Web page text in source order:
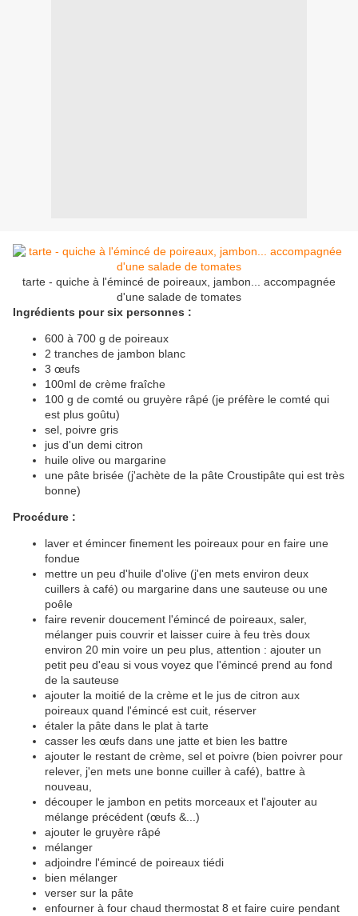
tarte - quiche à l'émincé de poireaux, jambon... accompagnée
d'une salade de tomates
Ingrédients pour six personnes :
600 à 700 g de poireaux
2 tranches de jambon blanc
3 œufs
100ml de crème fraîche
100 g de comté ou gruyère râpé (je préfère le comté qui
est plus goûtu)
sel, poivre gris
jus d'un demi citron
huile olive ou margarine
une pâte brisée (j'achète de la pâte Croustipâte qui est très
bonne)
Procédure :
laver et émincer finement les poireaux pour en faire une
fondue​
mettre un peu d'huile d'olive (j'en mets environ deux
cuillers à café) ou margarine dans une sauteuse ou une
poêle ​
faire revenir doucement l'émincé de poireaux, saler,
mélanger puis couvrir et laisser cuire à feu très doux
environ 20 min voire un peu plus, attention : ajouter un
petit peu d'eau si vous voyez que l'émincé prend au fond
de la sauteuse
ajouter la moitié de la crème et le jus de citron aux
poireaux quand l'émincé est cuit, réserver
étaler la pâte dans le plat à tarte
casser les œufs dans une jatte et bien les battre
ajouter le restant de crème, sel et poivre (bien poivrer pour
relever, j'en mets une bonne cuiller à café), battre à
nouveau,
découper le jambon en petits morceaux et l'ajouter au
mélange précédent (œufs &...)
ajouter le gruyère râpé
mélanger
adjoindre l'émincé de poireaux tiédi
bien mélanger
verser sur la pâte
enfourner à four chaud thermostat 8 et faire cuire pendant